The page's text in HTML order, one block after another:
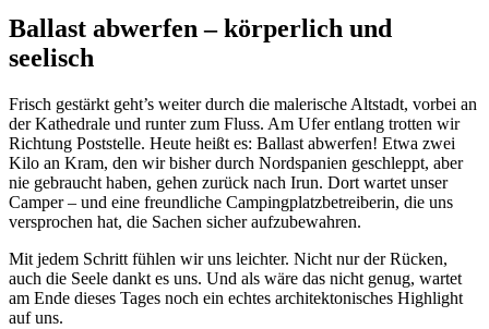
Ballast abwerfen – körperlich und
seelisch
Frisch gestärkt geht’s weiter durch die malerische Altstadt, vorbei an
der Kathedrale und runter zum Fluss. Am Ufer entlang trotten wir
Richtung Poststelle. Heute heißt es: Ballast abwerfen! Etwa zwei
Kilo an Kram, den wir bisher durch Nordspanien geschleppt, aber
nie gebraucht haben, gehen zurück nach Irun. Dort wartet unser
Camper – und eine freundliche Campingplatzbetreiberin, die uns
versprochen hat, die Sachen sicher aufzubewahren.
Mit jedem Schritt fühlen wir uns leichter. Nicht nur der Rücken,
auch die Seele dankt es uns. Und als wäre das nicht genug, wartet
am Ende dieses Tages noch ein echtes architektonisches Highlight
auf uns.